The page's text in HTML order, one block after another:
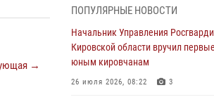
→
1 августа – День дежурной
национальной гвардии Российской
Федерации
ПОПУЛЯРНЫЕ НОВОСТИ
Начальник Управления
Кировской области вручил
юным кировчанам
26 июля 2026, 08:22 3